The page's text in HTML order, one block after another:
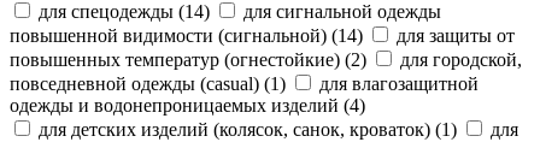
для спецодежды (14)
для сигнальной одежды
повышенной видимости (сигнальной) (14)
для защиты от
повышенных температур (огнестойкие) (2)
для городской,
повседневной одежды (casual) (1)
для влагозащитной
одежды и водонепроницаемых изделий (4)
для детских изделий (колясок, санок, кроваток) (1)
для